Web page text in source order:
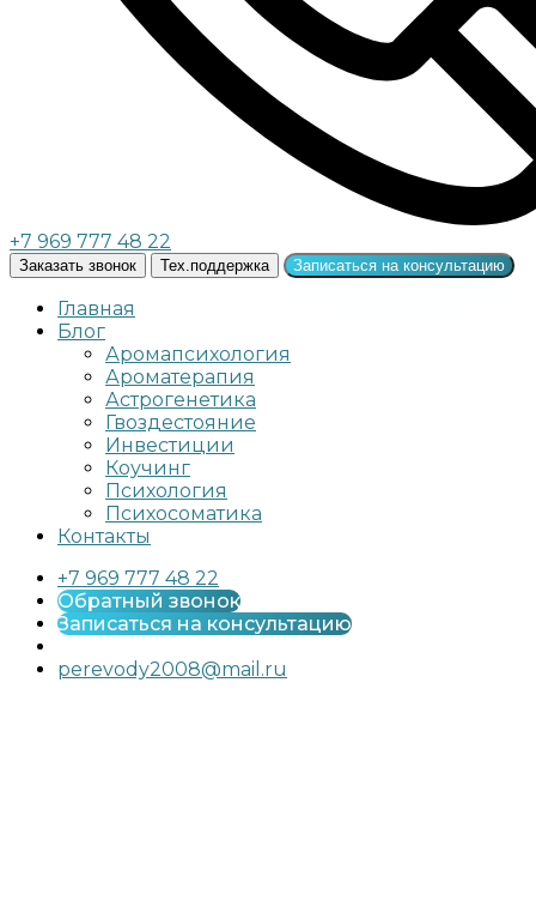
+7 969 777 48 22
Заказать звонок Тех.поддержка Записаться на консультацию
Главная
Блог
Аромапсихология
Ароматерапия
Астрогенетика
Гвоздестояние
Инвестиции
Коучинг
Психология
Психосоматика
Контакты
+7 969 777 48 22
Обратный звонок
Записаться на консультацию
perevody2008@mail.ru